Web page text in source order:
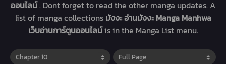
ออนไลน์. Dont forget to read the other manga updates. A
list of manga collections มังงะ อ่านมังงะ Manga Manhwa
เว็บอ่านการ์ตูนออนไลน์is in the Manga List menu.